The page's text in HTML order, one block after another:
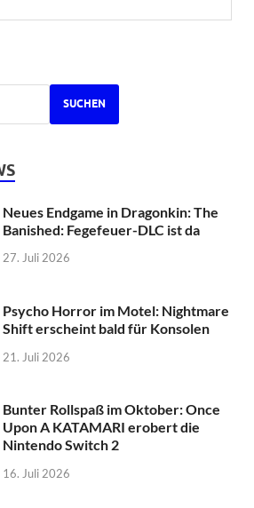
SUCHEN
Neues Endgame in Dragonkin: The
Banished: Fegefeuer-DLC ist da
27. Juli 2026
Psycho Horror im Motel: Nightmare
Shift erscheint bald für Konsolen
21. Juli 2026
Bunter Rollspaß im Oktober: Once
Upon A KATAMARI erobert die
Nintendo Switch 2
16. Juli 2026